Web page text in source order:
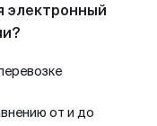
электронный
от и до